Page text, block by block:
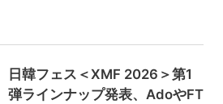
日韓フェス＜XMF 2026＞第1
弾ラインナップ発表、AdoやFT